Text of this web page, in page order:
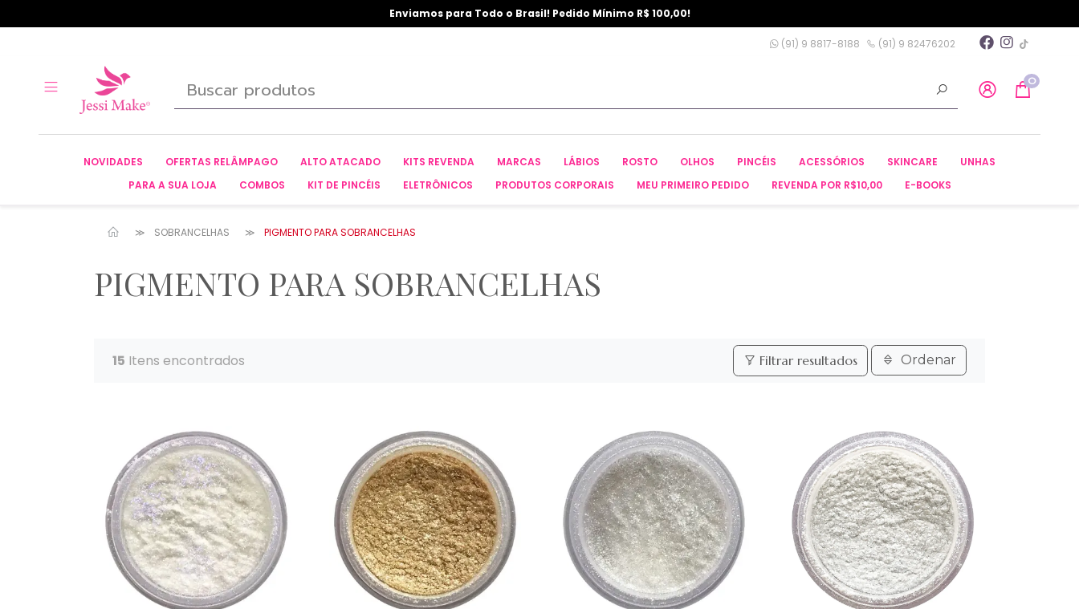
Enviamos para Todo o Brasil! Pedido Mínimo R$ 100,00!
(91) 9 8817-8188 (91) 9 82476202
0
NOVIDADES OFERTAS RELÂMPAGO ALTO ATACADO KITS REVENDA MARCAS LÁBIOS ROSTO OLHOS PINCÉIS ACESSÓRIOS SKINCARE
UNHAS
PARA A SUA LOJA
COMBOS KIT DE PINCÉIS ELETRÔNICOS PRODUTOS CORPORAIS MEU PRIMEIRO PEDIDO REVENDA POR R$10,00 E-BOOKS
SOBRANCELHAS PIGMENTO PARA SOBRANCELHAS
PIGMENTO PARA SOBRANCELHAS
15 Itens encontrados Filtrar resultados Ordenar